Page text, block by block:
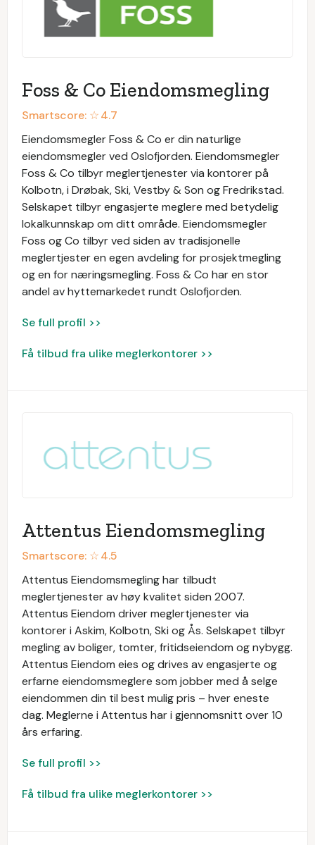
Foss & Co Eiendomsmegling
Smartscore: ☆4.7
Eiendomsmegler Foss & Co er din naturlige
eiendomsmegler ved Oslofjorden. Eiendomsmegler
Foss & Co tilbyr meglertjenester via kontorer på
Kolbotn, i Drøbak, Ski, Vestby & Son og Fredrikstad.
Selskapet tilbyr engasjerte meglere med betydelig
lokalkunnskap om ditt område. Eiendomsmegler
Foss og Co tilbyr ved siden av tradisjonelle
meglertjester en egen avdeling for prosjektmegling
og en for næringsmegling. Foss & Co har en stor
andel av hyttemarkedet rundt Oslofjorden.
Se full profil >>
Få tilbud fra ulike meglerkontorer >>
Attentus Eiendomsmegling
Smartscore: ☆4.5
Attentus Eiendomsmegling har tilbudt
meglertjenester av høy kvalitet siden 2007.
Attentus Eiendom driver meglertjenester via
kontorer i Askim, Kolbotn, Ski og Ås. Selskapet tilbyr
megling av boliger, tomter, fritidseiendom og nybygg.
Attentus Eiendom eies og drives av engasjerte og
erfarne eiendomsmeglere som jobber med å selge
eiendommen din til best mulig pris – hver eneste
dag. Meglerne i Attentus har i gjennomsnitt over 10
års erfaring.
Se full profil >>
Få tilbud fra ulike meglerkontorer >>